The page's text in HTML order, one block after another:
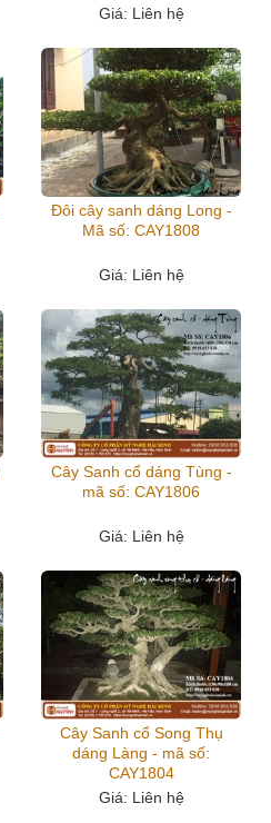
Giá: Liên hệ
Đôi cây sanh dáng Long -
Mã số: CAY1808
Giá: Liên hệ
Cây Sanh cổ dáng Tùng -
mã số: CAY1806
Giá: Liên hệ
Cây Sanh cổ Song Thụ
dáng Làng - mã số:
CAY1804
Giá: Liên hệ